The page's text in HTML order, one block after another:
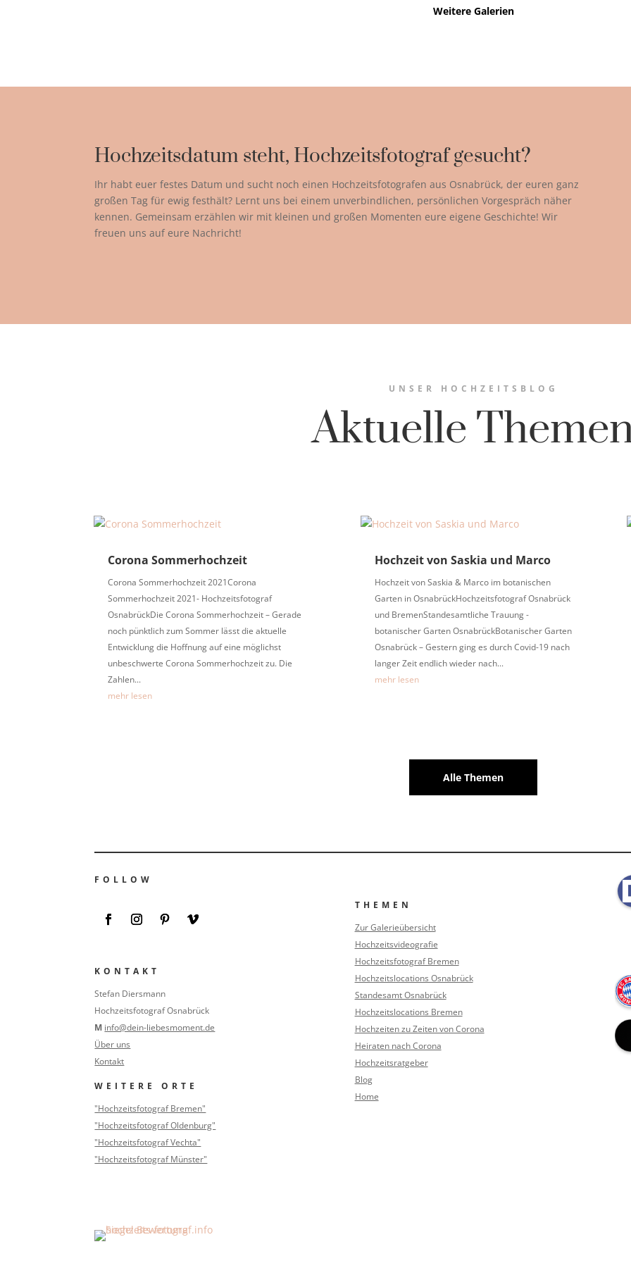
Weitere Galerien
Hochzeitsdatum steht, Hochzeitsfotograf gesucht?
Ihr habt euer festes Datum und sucht noch einen Hochzeitsfotografen aus Osnabrück, der euren ganz
großen Tag für ewig festhält? Lernt uns bei einem unverbindlichen, persönlichen Vorgespräch näher
kennen. Gemeinsam erzählen wir mit kleinen und großen Momenten eure eigene Geschichte! Wir
freuen uns auf eure Nachricht!
UNSER HOCHZEITSBLOG
Aktuelle
Corona Sommerhochzeit
Corona Sommerhochzeit 2021Corona
Sommerhochzeit 2021- Hochzeitsfotograf
OsnabrückDie Corona Sommerhochzeit – Gerade
noch pünktlich zum Sommer lässt die aktuelle
Entwicklung die Hoffnung auf eine möglichst
unbeschwerte Corona Sommerhochzeit zu. Die
Zahlen...
mehr lesen
Hochzeit von Saskia und Marco
Hochzeit von Saskia & Marco im botanischen
Garten in OsnabrückHochzeitsfotograf Osnabrück
und BremenStandesamtliche Trauung -
botanischer Garten OsnabrückBotanischer Garten
Osnabrück – Gestern ging es durch Covid-19 nach
langer Zeit endlich wieder nach...
mehr lesen
Alle Themen
FOLLOW
KONTAKT
Stefan Diersmann
Hochzeitsfotograf Osnabrück
M info@dein-liebesmoment.de
Über uns
Kontakt
WEITERE ORTE
"Hochzeitsfotograf Bremen"
"Hochzeitsfotograf Oldenburg"
"Hochzeitsfotograf Vechta"
"Hochzeitsfotograf Münster"
THEMEN
Zur Galerieübersicht
Hochzeitsvideografie
Hochzeitsfotograf Bremen
Hochzeitslocations Osnabrück
Standesamt Osnabrück
Hochzeitslocations Bremen
Hochzeiten zu Zeiten von Corona
Heiraten nach Corona
Hochzeitsratgeber
Blog
Home